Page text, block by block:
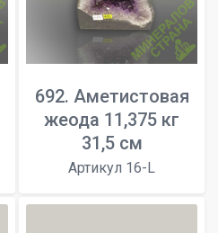
692. Аметистовая
жеода 11,375 кг
31,5 см
Артикул 16-L